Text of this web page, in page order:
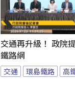
交通再升級！ 政院
鐵路網
交通 環島鐵路 高